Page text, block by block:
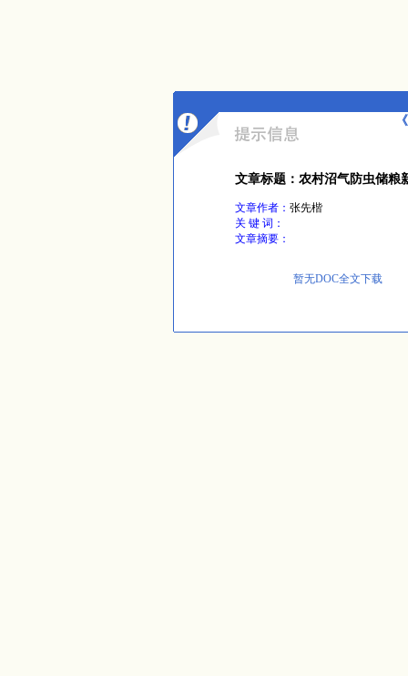
文章标题：农村沼气防虫储粮
文章作者： 张先楷
关 键 词：
文章摘要：
暂无DOC全文下载